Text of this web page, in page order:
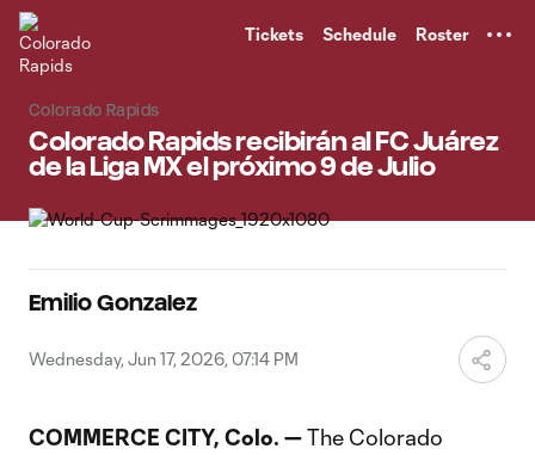
Tickets Schedule Roster
Colorado Rapids
Colorado Rapids recibirán al FC Juárez
de la Liga MX el próximo 9 de Julio
Emilio Gonzalez
Wednesday, Jun 17, 2026, 07:14 PM
COMMERCE CITY, Colo. —The Colorado